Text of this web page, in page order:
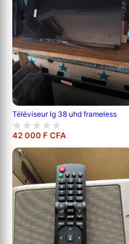
Téléviseur lg 38 uhd frameless
42 000 F CFA